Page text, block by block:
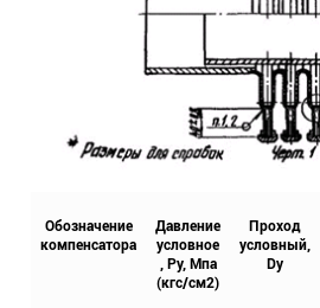
Обозначение
компенсатора
Давление
условное
, Ру, Мпа
(кгс/см2)
Проход
условный,
Dy